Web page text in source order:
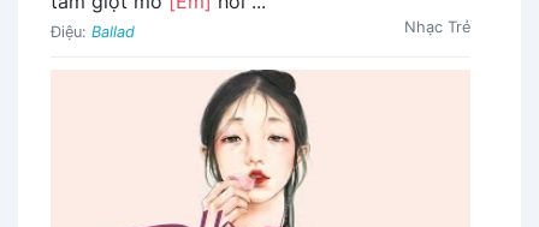
Điệu: Ballad Nhạc Trẻ